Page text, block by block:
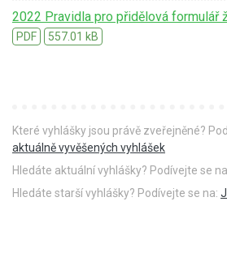
2022 Pravidla pro přidělová formulář
PDF 557.01 kB
Které vyhlášky jsou právě zveřejněné?
aktuálně vyvěšených vyhlášek
Hledáte aktuální vyhlášky? Podívejte se
Hledáte starší vyhlášky? Podívejte se na: